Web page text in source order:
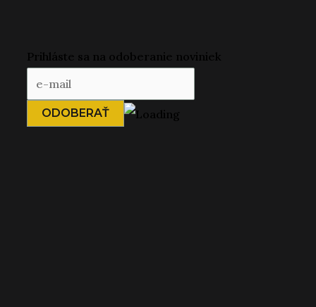
Prihláste sa na odoberanie noviniek